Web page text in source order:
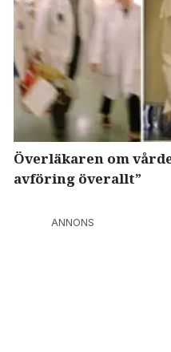
Överläkaren om
avföring överallt”
ANNONS